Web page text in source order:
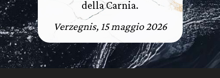
della Carnia.
Verzegnis, 15 maggio 2026